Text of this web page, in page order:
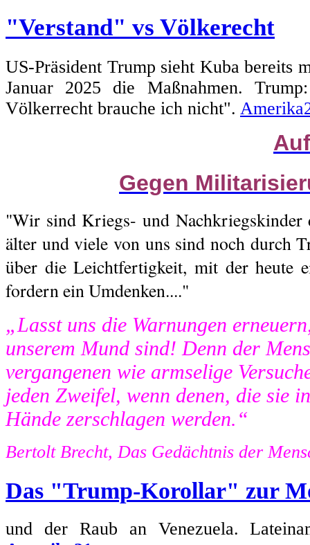
"Verstand" vs Völkerecht
US-Präsident Trump sieht Kuba bereits
Januar 2025 die Maßnahmen.
Völkerrecht brauche ich nicht".
Gegen
"Wir sind Kriegs- und Nachkriegskinder
älter und viele von uns sind noch durch
über die Leichtfertigkeit, mit der heute
fordern ein Umdenken...."
„Lasst uns die Warnungen
unserem Mund sind! Denn der
vergangenen wie armselige
jeden Zweifel, wenn denen, die sie
Hände zerschlagen werden.“
Bertolt Brecht, Das Gedächtnis der
Das "Trump-Korollar" zur
und der Raub an Venezuela.